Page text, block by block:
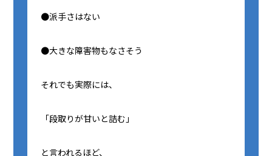
●派手さはない
●大きな障害物もなさそう
それでも実際には、
「段取りが甘いと詰む」
と言われるほど、